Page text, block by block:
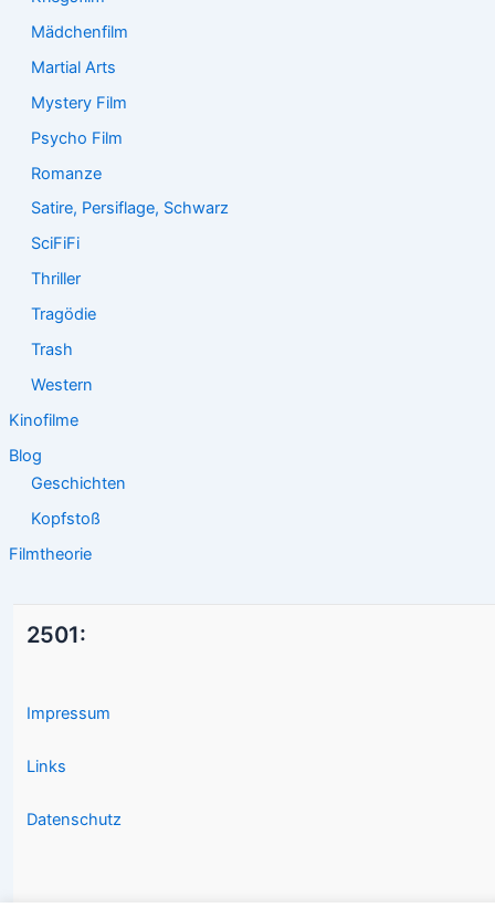
Mädchenfilm
Martial Arts
Mystery Film
Psycho Film
Romanze
Satire, Persiflage, Schwarz
SciFiFi
Thriller
Tragödie
Trash
Western
Kinofilme
Blog
Geschichten
Kopfstoß
Filmtheorie
2501:
Impressum
Links
Datenschutz